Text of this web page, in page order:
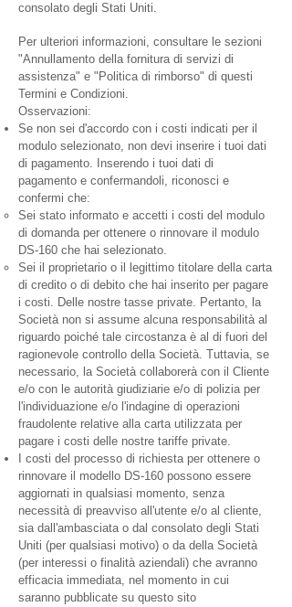
consolato degli Stati Uniti.
Per ulteriori informazioni, consultare le sezioni
"Annullamento della fornitura di servizi di
assistenza" e "Politica di rimborso" di questi
Termini e Condizioni.
Osservazioni:
Se non sei d'accordo con i costi indicati per il
modulo selezionato, non devi inserire i tuoi dati
di pagamento. Inserendo i tuoi dati di
pagamento e confermandoli, riconosci e
confermi che:
Sei stato informato e accetti i costi del modulo
di domanda per ottenere o rinnovare il modulo
DS-160 che hai selezionato.
Sei il proprietario o il legittimo titolare della carta
di credito o di debito che hai inserito per pagare
i costi. Delle nostre tasse private. Pertanto, la
Società non si assume alcuna responsabilità al
riguardo poiché tale circostanza è al di fuori del
ragionevole controllo della Società. Tuttavia, se
necessario, la Società collaborerà con il Cliente
e/o con le autorità giudiziarie e/o di polizia per
l'individuazione e/o l'indagine di operazioni
fraudolente relative alla carta utilizzata per
pagare i costi delle nostre tariffe private.
I costi del processo di richiesta per ottenere o
rinnovare il modello DS-160 possono essere
aggiornati in qualsiasi momento, senza
necessità di preavviso all'utente e/o al cliente,
sia dall'ambasciata o dal consolato degli Stati
Uniti (per qualsiasi motivo) o da della Società
(per interessi o finalità aziendali) che avranno
efficacia immediata, nel momento in cui
saranno pubblicate su questo sito